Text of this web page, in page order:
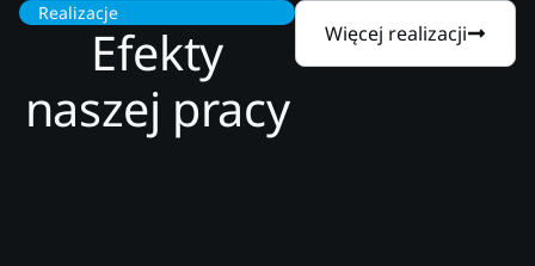
Realizacje
Efekty
naszej pracy
Więcej realizacji